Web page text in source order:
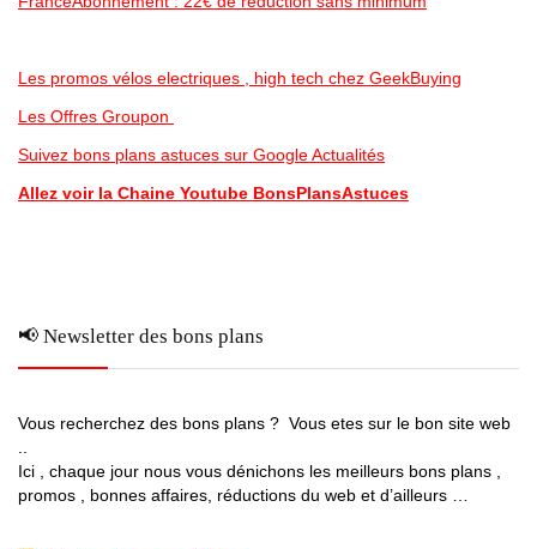
Les promos vélos electriques , high tech chez GeekBuying
Les Offres Groupon
Suivez bons plans astuces sur Google Actualités
Allez voir la Chaine Youtube BonsPlansAstuces
📢 Newsletter des bons plans
Vous recherchez des bons plans ? Vous etes sur le bon site web
Ici , chaque jour nous vous dénichons les meilleurs bons plans ,
promos , bonnes affaires, réductions du web et d’ailleurs …